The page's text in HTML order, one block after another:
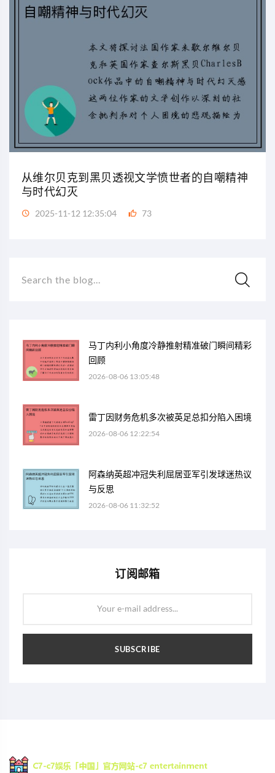
从维尔贝克到黑贝透视文学愤世者的自嘲精神
与时代幻灭
2025-11-12 12:35:04 73
Search the blog...
马丁内利小角度冷静推射精准破门瞬间精彩
回顾
2026-08-06 13:05:48
雷丁因财务危机多次被英足总扣分陷入困境
2026-08-06 12:22:54
阿森纳英超冲冠失利屈居亚军引发球迷热议
与反思
2026-08-06 11:32:52
订阅邮箱
Your e-mail address...
SUBSCRIBE